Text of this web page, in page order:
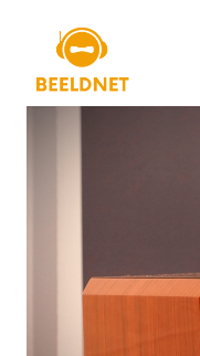
inhoud